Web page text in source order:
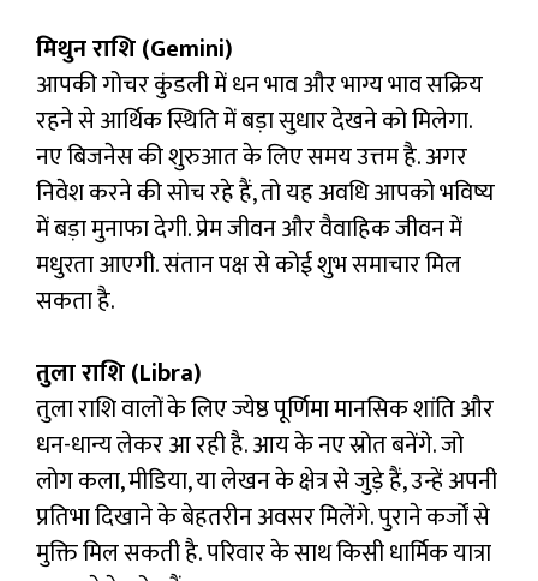
मिथुन राशि (Gemini)
आपकी गोचर कुंडली में धन भाव और भाग्य भाव सक्रिय
रहने से आर्थिक स्थिति में बड़ा सुधार देखने को मिलेगा.
नए बिजनेस की शुरुआत के लिए समय उत्तम है. अगर
निवेश करने की सोच रहे हैं, तो यह अवधि आपको भविष्य
में बड़ा मुनाफा देगी. प्रेम जीवन और वैवाहिक जीवन में
मधुरता आएगी. संतान पक्ष से कोई शुभ समाचार मिल
सकता है.
तुला राशि (Libra)
तुला राशि वालों के लिए ज्येष्ठ पूर्णिमा मानसिक शांति और
धन-धान्य लेकर आ रही है. आय के नए स्रोत बनेंगे. जो
लोग कला, मीडिया, या लेखन के क्षेत्र से जुड़े हैं, उन्हें अपनी
प्रतिभा दिखाने के बेहतरीन अवसर मिलेंगे. पुराने कर्जों से
मुक्ति मिल सकती है. परिवार के साथ किसी धार्मिक यात्रा